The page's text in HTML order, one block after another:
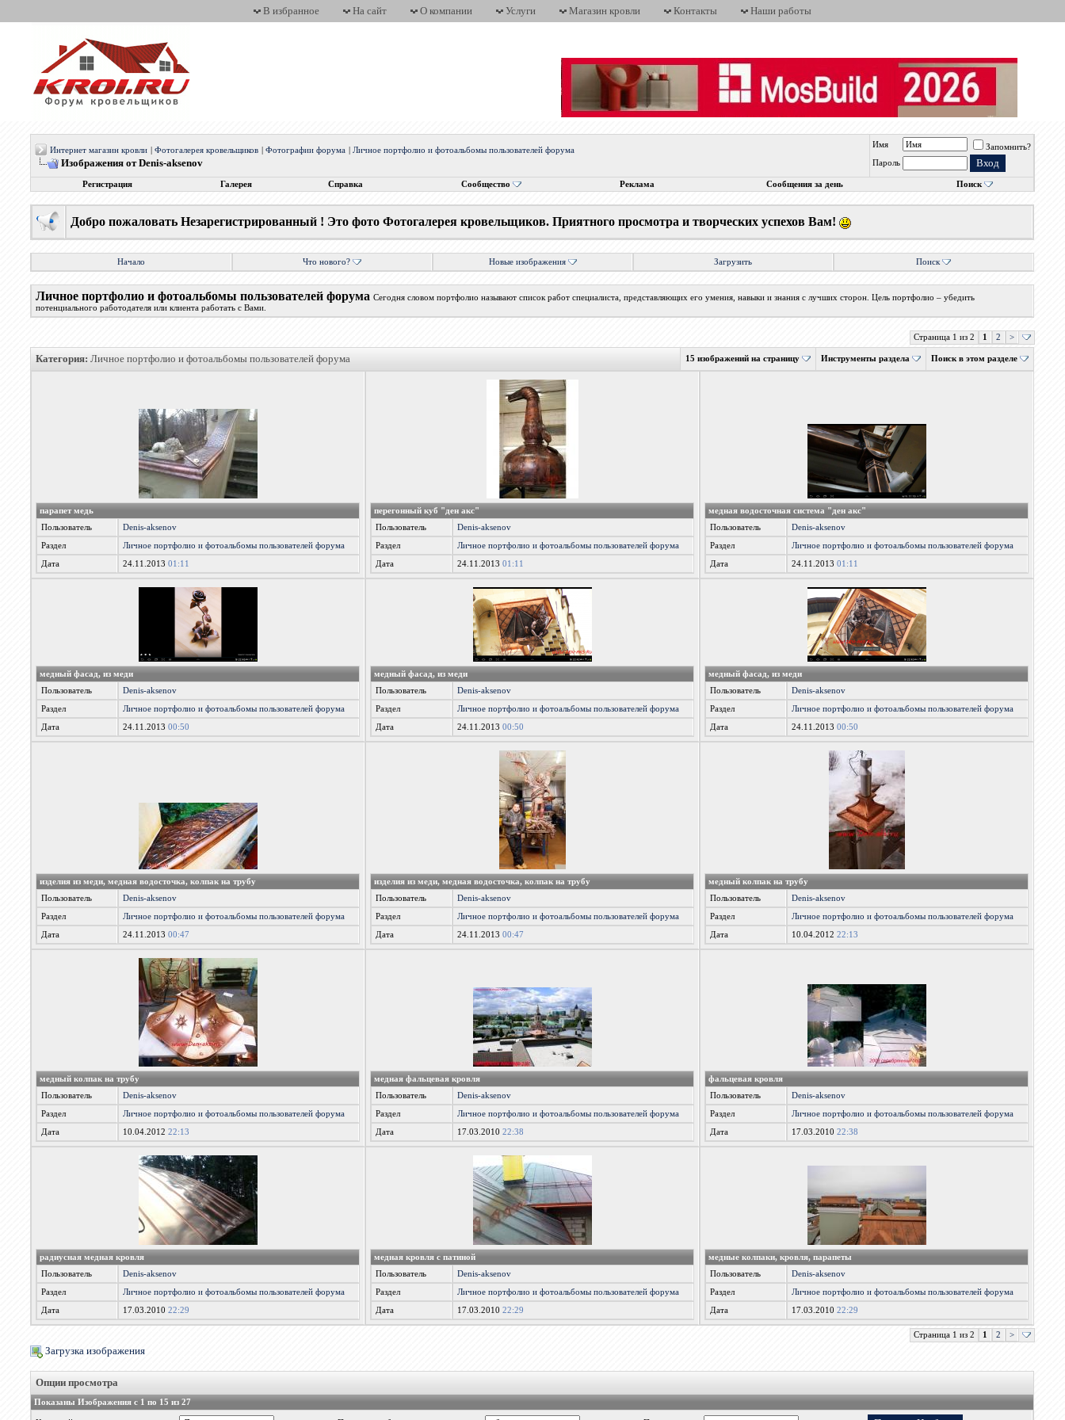
В избранное На сайт О компании Услуги Магазин кровли Контакты Наши работы
Интернет магазин кровли |Фотогалерея кровельщиков |Фотографии форума |Личное портфолио и фотоальбомы пользователей форума
Изображения от Denis-aksenov
Имя
Запомнить?
Пароль
Регистрация Галерея Справка Сообщество Реклама Сообщения за день Поиск
Добро пожаловать Незарегистрированный ! Это фото Фотогалерея кровельщиков. Приятного просмотра и творческих успехов Вам!
Начало Что нового? Новые изображения Загрузить Поиск
Личное портфолио и фотоальбомы пользователей форума Сегодня словом портфолио называют список работ специалиста, представляющих его умения, навыки и знания с лучших сторон. Цель портфолио – убедить
потенциального работодателя или клиента работать с Вами.
Страница 1 из 2 1 2 >
Категория:Личное портфолио и фотоальбомы пользователей форума 15 изображений на страницу Инструменты раздела Поиск в этом разделе
парапет медь
Пользователь
Denis-aksenov
Раздел Личное портфолио и фотоальбомы пользователей форума
Дата 24.11.201301:11
перегонный куб "ден акс"
Пользователь
Denis-aksenov
Раздел Личное портфолио и фотоальбомы пользователей форума
Дата 24.11.201301:11
медная водосточная система "ден акс"
Пользователь
Denis-aksenov
Раздел Личное портфолио и фотоальбомы пользователей форума
Дата 24.11.201301:11
медный фасад, из меди
Пользователь
Denis-aksenov
Раздел Личное портфолио и фотоальбомы пользователей форума
Дата 24.11.201300:50
медный фасад, из меди
Пользователь
Denis-aksenov
Раздел Личное портфолио и фотоальбомы пользователей форума
Дата 24.11.201300:50
медный фасад, из меди
Пользователь
Denis-aksenov
Раздел Личное портфолио и фотоальбомы пользователей форума
Дата 24.11.201300:50
изделия из меди, медная водосточка, колпак на трубу
Пользователь
Denis-aksenov
Раздел Личное портфолио и фотоальбомы пользователей форума
Дата 24.11.201300:47
изделия из меди, медная водосточка, колпак на трубу
Пользователь
Denis-aksenov
Раздел Личное портфолио и фотоальбомы пользователей форума
Дата 24.11.201300:47
медный колпак на трубу
Пользователь
Denis-aksenov
Раздел Личное портфолио и фотоальбомы пользователей форума
Дата 10.04.201222:13
медный колпак на трубу
Пользователь
Denis-aksenov
Раздел Личное портфолио и фотоальбомы пользователей форума
Дата 10.04.201222:13
медная фальцевая кровля
Пользователь
Denis-aksenov
Раздел Личное портфолио и фотоальбомы пользователей форума
Дата 17.03.201022:38
фальцевая кровля
Пользователь
Denis-aksenov
Раздел Личное портфолио и фотоальбомы пользователей форума
Дата 17.03.201022:38
радиусная медная кровля
Пользователь
Denis-aksenov
Раздел Личное портфолио и фотоальбомы пользователей форума
Дата 17.03.201022:29
медная кровля с патиной
Пользователь
Denis-aksenov
Раздел Личное портфолио и фотоальбомы пользователей форума
Дата 17.03.201022:29
медные колпаки, кровля, парапеты
Пользователь
Denis-aksenov
Раздел Личное портфолио и фотоальбомы пользователей форума
Дата 17.03.201022:29
Страница 1 из 2 1 2 >
Загрузка изображения
Опции просмотра
Показаны Изображения с 1 по 15 из 27